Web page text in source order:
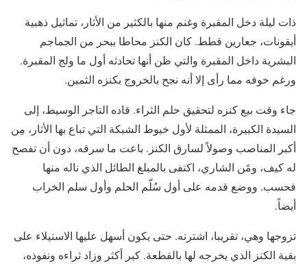
ذات ليلة دخل المقبرة وغنم منها بالكثير من الأثار، تماثيل ذهبية
أيقونات، جعارين قطط. كان الكنز محاطا ببحر من الجماجم
البشرية داخل المقبرة والتي ظن أنها تحادثه أول ما ولج المقبرة.
ورغم خوفه مما رأى إلا أنه نجح بالخروج بكنزه الثمين.
جاء وقت بيع كنزه لتحقيق حلم الثراء. قاده التاجر الوسيط، إلى
السيدة الكبيرة، الممثلة لأول خيوط الشبكة التي تباع بها الأثار، مِن
أكبر المناصب وصولاً لسارق الكنز. باعت ما سرقه، دون أن تفصح
له كيف، ومًن الشاري، اكتفى بالمبلغ الطائل الذي ناله منها
فحسب. ووضع قدمه على أول سُلّم الحلم وأول سلم الخراب
أيضاً.
تزوجها وهي، تقريبا، اشترته. حتى يكون أسهل عليها الاستيلاء على
بقية الكنز الذي يخرجه لها بالقطعة. كبر أكثر وزاد ثراءه ونفوذه،